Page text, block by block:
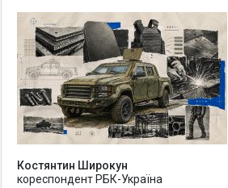
Костянтин Широкун
кореспондент РБК-Україна